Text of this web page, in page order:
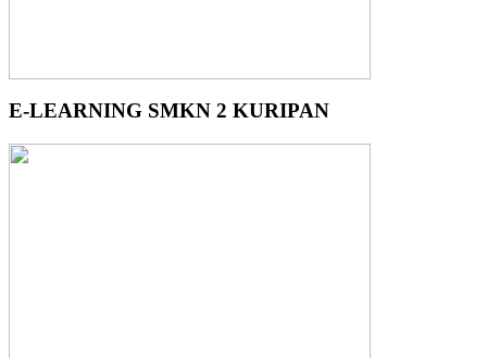
E-LEARNING SMKN 2 KURIPAN